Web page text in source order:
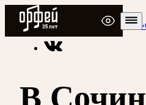
Радио Орфей
Радио классической музыки
В